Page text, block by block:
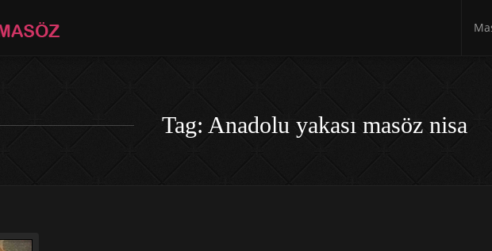
Tag: Anadolu yakası masöz nisa